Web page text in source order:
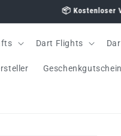
Dart Flights